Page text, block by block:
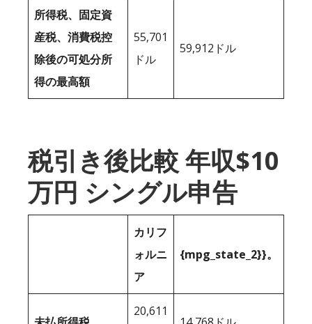
所得税、固定資
産税、消費税控
除後の可処分所
得の最高額
55,701
ドル
59,912ドル
税引き後比較 年収$10
万円 シングル申告
カリフ
ォルニ
ア
{mpg_state_2}}。
20,611